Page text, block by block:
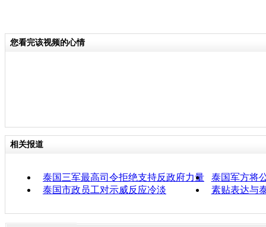
您看完该视频的心情
相关报道
泰国三军最高司令拒绝支持反政府力量
泰国军方将
泰国市政员工对示威反应冷淡
素贴表达与